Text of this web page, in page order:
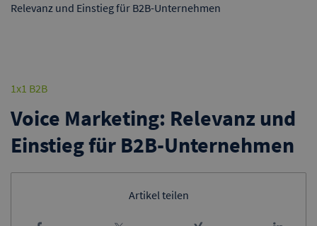
Relevanz und Einstieg für B2B-Unternehmen
1x1 B2B
Voice Marketing: Relevanz und
Einstieg für B2B-Unternehmen
Artikel teilen